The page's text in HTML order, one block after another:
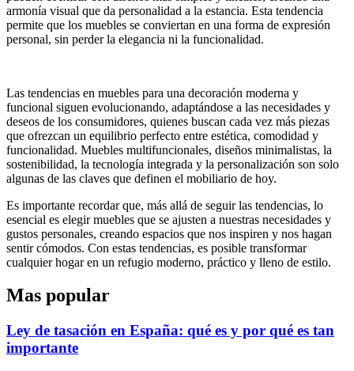
armonía visual que da personalidad a la estancia. Esta tendencia
permite que los muebles se conviertan en una forma de expresión
personal, sin perder la elegancia ni la funcionalidad.
Las tendencias en muebles para una decoración moderna y
funcional siguen evolucionando, adaptándose a las necesidades y
deseos de los consumidores, quienes buscan cada vez más piezas
que ofrezcan un equilibrio perfecto entre estética, comodidad y
funcionalidad. Muebles multifuncionales, diseños minimalistas, la
sostenibilidad, la tecnología integrada y la personalización son solo
algunas de las claves que definen el mobiliario de hoy.
Es importante recordar que, más allá de seguir las tendencias, lo
esencial es elegir muebles que se ajusten a nuestras necesidades y
gustos personales, creando espacios que nos inspiren y nos hagan
sentir cómodos. Con estas tendencias, es posible transformar
cualquier hogar en un refugio moderno, práctico y lleno de estilo.
Mas popular
Ley de tasación en España: qué es y por qué es tan
importante